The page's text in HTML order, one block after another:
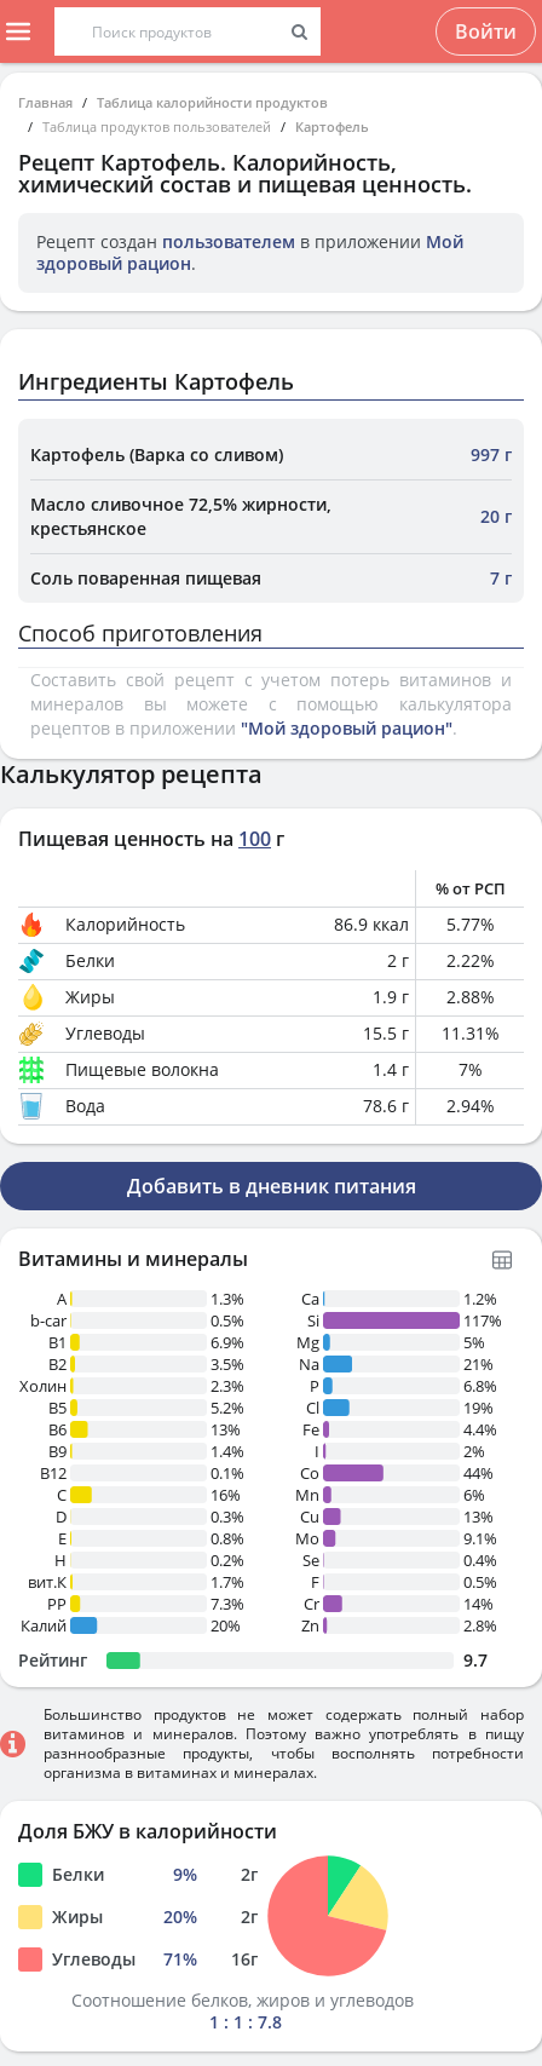
Войти
Главная
Таблица калорийности продуктов
Таблица продуктов пользователей
Картофель
Рецепт Картофель. Калорийность,
химический состав и пищевая ценность.
Рецепт создан пользователем в приложении Мой
здоровый рацион.
Ингредиенты Картофель
Картофель (Варка со сливом) 997 г
Масло сливочное 72,5% жирности,
крестьянское
20 г
Соль поваренная пищевая 7 г
Способ приготовления
Составить свой рецепт с учетом потерь витаминов и
минералов вы можете с помощью калькулятора
рецептов в приложении "Мой здоровый рацион".
Калькулятор рецепта
Пищевая ценность на 100 г
% от РСП
Калорийность 86.9 ккал 5.77%
Белки
2 г 2.22%
Жиры
1.9 г 2.88%
Углеводы
15.5 г 11.31%
Пищевые волокна
1.4 г 7%
Вода
78.6 г 2.94%
Добавить в дневник питания
Витамины и минералы
A
1.3%
b-car
0.5%
В1
6.9%
B2
3.5%
Холин
2.3%
B5
5.2%
B6
13%
B9
1.4%
B12
0.1%
C
16%
D
0.3%
E
0.8%
H
0.2%
вит.К
1.7%
PP
7.3%
Калий
20%
Ca
1.2%
Si
117%
Mg
5%
Na
21%
P
6.8%
Cl
19%
Fe
4.4%
I
2%
Co
44%
Mn
6%
Cu
13%
Mo
9.1%
Se
0.4%
F
0.5%
Cr
14%
Zn
2.8%
Рейтинг 9.7
Большинство продуктов не может содержать полный набор
витаминов и минералов. Поэтому важно употреблять в пищу
разннообразные продукты, чтобы восполнять потребности
организма в витаминах и минералах.
Доля БЖУ в калорийности
Белки 9% 2г
Жиры
20% 2г
Углеводы
71% 16г
Соотношение белков, жиров и углеводов
1 : 1 : 7.8